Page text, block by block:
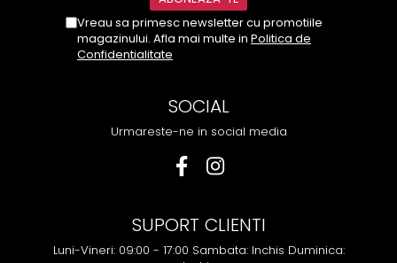
Vreau sa primesc newsletter cu promotiile
magazinului. Afla mai multe in Politica de
Confidentialitate
SOCIAL
Urmareste-ne in social media
SUPORT CLIENTI
Luni-Vineri: 09:00 - 17:00 Sambata: Inchis Duminica: